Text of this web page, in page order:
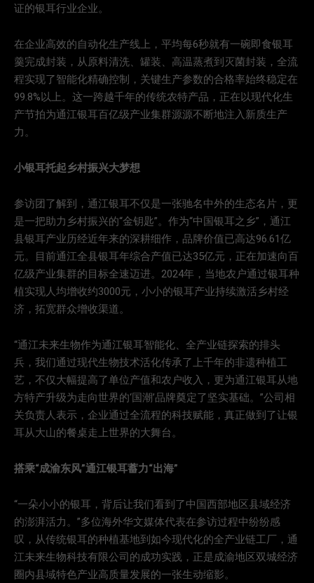
证的银耳行业企业。
在企业高效的自动化生产线上，平均每6秒就有一碗即食银耳
羹完成封装，从原料清洗、罐装、高温蒸煮到灭菌封装，全流
程实现了智能化精确控制，关键生产参数的合格率始终稳定在
99.8%以上。这一跨越千年的传统农特产品，正在以现代化生
产节拍为通江银耳百亿级产业集群源源不断地注入新质生产
力。
小银耳托起乡村振兴大梦想
参访团了解到，通江银耳不仅是一张驰名中外的生态名片，更
是一把助力乡村振兴的“金钥匙”。作为“中国银耳之乡”，通江
县银耳产业历经近年来的深耕细作，品牌价值已高达96.61亿
元。目前通江全县银耳年综合产值已达35亿元，正在加速向百
亿级产业集群的目标全速迈进。2024年，当地农户通过银耳种
植实现人均增收约3000元，小小的银耳产业持续激活乡村经
济，拓宽群众增收渠道。
“通江未来生物作为通江银耳智能化、全产业链探索的排头
兵，我们通过现代生物技术活化传承了上千年的非遗种植工
艺，不仅大幅提高了单位产值和农户收入，更为通江银耳从地
方特产升级为走向世界的‘国潮’品牌奠定了坚实基础。”公司相
关负责人表示，企业通过全流程的科技赋能，真正做到了让银
耳从大山的餐桌走上世界的大舞台。
搭乘“成渝东风”通江银耳蓄力“出海”
“一朵小小的银耳，背后让我们看到了中国西部地区县域经济
的澎湃活力。”多位海外华文媒体代表在参访过程中纷纷感
叹，从传统银耳的种植基地到如今现代化的全产业链工厂，通
江未来生物科技有限公司的成功实践，正是成渝地区双城经济
圈内县域特色产业高质量发展的一张生动缩影。